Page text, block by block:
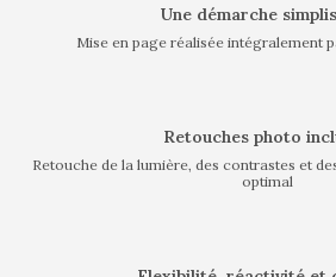
Une démarche
Mise en page réalisée intégralement
Retouches photo
Retouche de la lumière, des contrastes et
optimal